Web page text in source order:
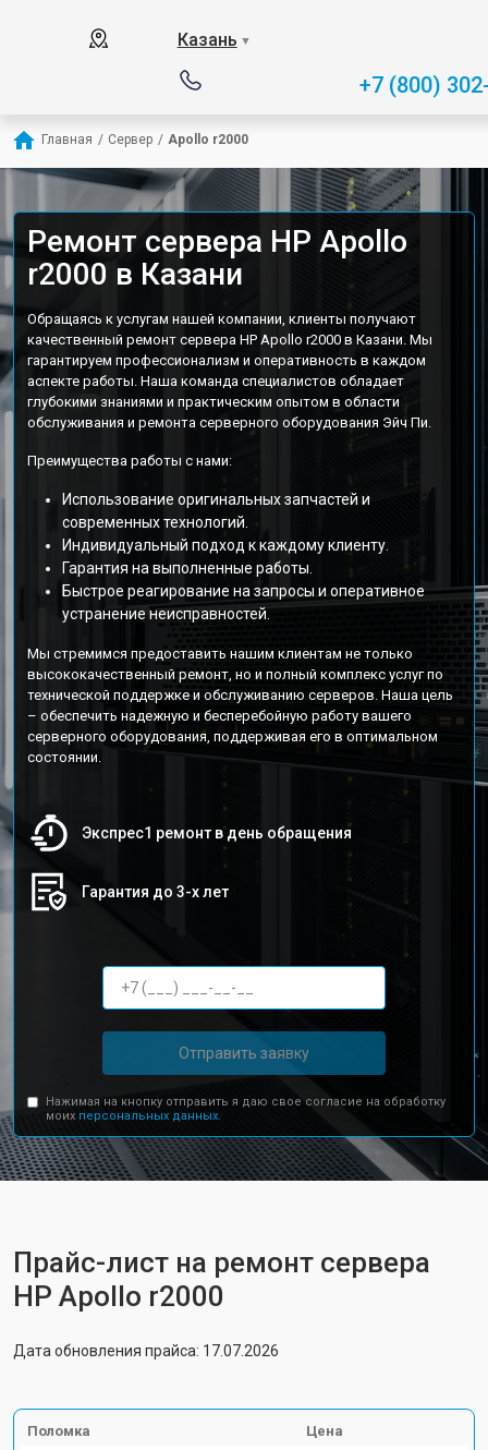
Казань ▼
+7 (800)
Главная / Сервер / Apollo r2000
Ремонт сервера HP Apollo
r2000 в Казани
Обращаясь к услугам нашей компании, клиенты получают
качественный ремонт сервера HP Apollo r2000 в Казани. Мы
гарантируем профессионализм и оперативность в каждом
аспекте работы. Наша команда специалистов обладает
глубокими знаниями и практическим опытом в области
обслуживания и ремонта серверного оборудования Эйч Пи.
Преимущества работы с нами:
Использование оригинальных запчастей и
современных технологий.
Индивидуальный подход к каждому клиенту.
Гарантия на выполненные работы.
Быстрое реагирование на запросы и оперативное
устранение неисправностей.
Мы стремимся предоставить нашим клиентам не только
высококачественный ремонт, но и полный комплекс услуг по
технической поддержке и обслуживанию серверов. Наша цель
– обеспечить надежную и бесперебойную работу вашего
серверного оборудования, поддерживая его в оптимальном
состоянии.
Экспрес1 ремонт в день обращения
Гарантия до 3-х лет
Отправить заявку
Нажимая на кнопку отправить я даю свое согласие на обработку
моих персональных данных.
Прайс-лист на ремонт сервера
HP Apollo r2000
Дата обновления прайса: 17.07.2026
Поломка Цена